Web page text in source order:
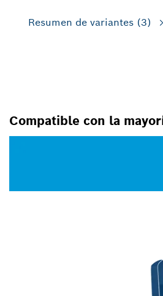
Resumen de variantes (3)
Compatible con la